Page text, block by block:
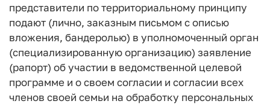
представители по территориальному принципу
подают (лично, заказным письмом с описью
вложения, бандеролью) в уполномоченный орган
(специализированную организацию) заявление
(рапорт) об участии в ведомственной целевой
программе и о своем согласии и согласии всех
членов своей семьи на обработку персональных